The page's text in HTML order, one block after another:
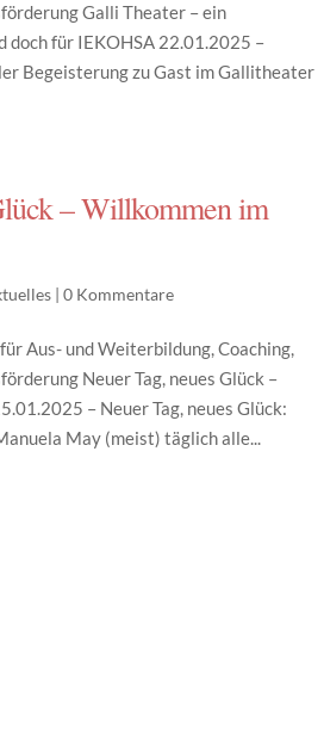
Galli Theater – ein
doch für IEKOHSA 22.01.2025 –
Begeisterung zu Gast im Gallitheater
– Willkommen im
|0 Kommentare
Aus- und Weiterbildung, Coaching,
Neuer Tag, neues Glück –
– Neuer Tag, neues Glück:
May (meist) täglich alle...